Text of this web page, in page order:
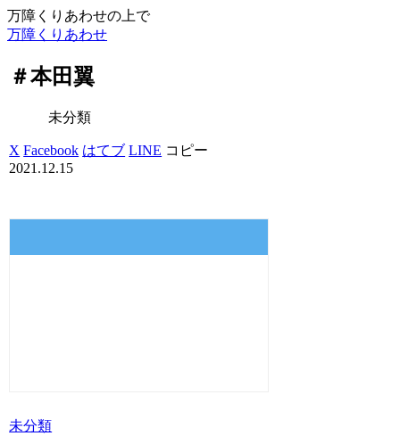
万障くりあわせの上で
万障くりあわせ
＃本田翼
未分類
X Facebook はてブ LINE コピー
2021.12.15
未分類